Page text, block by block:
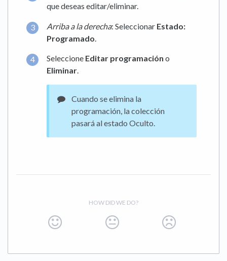
que deseas editar/eliminar.
Arriba a la derecha: Seleccionar Estado:
Programado
Seleccione Editar programación o
Eliminar.
Cuando se elimina la
programación, la colección
pasará al estado Oculto.
HOW DID WE DO?